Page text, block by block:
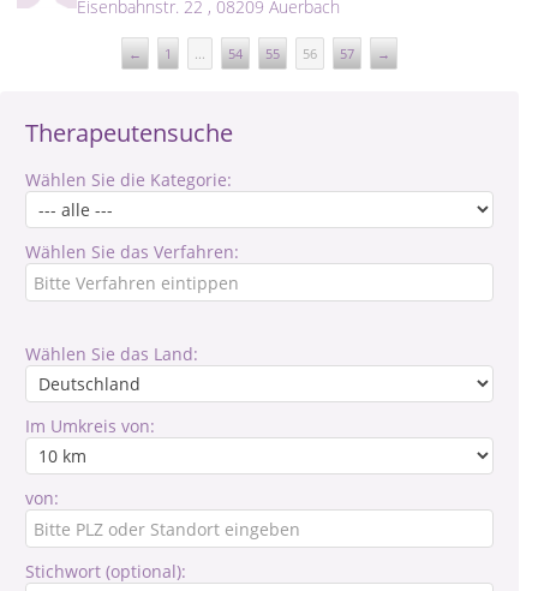
Therapeutensuche
Wählen Sie die Kategorie:
Wählen Sie das Verfahren:
Wählen Sie das Land:
Im Umkreis von:
von:
Stichwort (optional):
Eisenbahnstr. 22 , 08209 Auerbach
← 1 ... 54 55 56 57 →